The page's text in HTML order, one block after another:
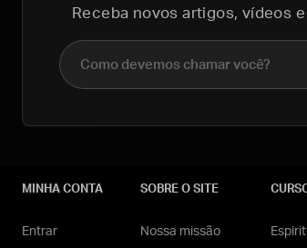
Receba novos artigos, vídeos
Nome completo
MINHA CONTA
Entrar
SOBRE O SITE
Nossa missão